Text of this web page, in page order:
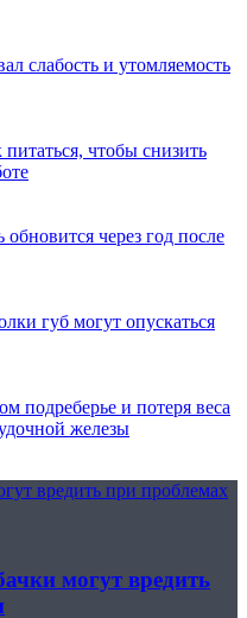
слабость и утомляемость
чтобы снизить
через год после
губ могут опускаться
подреберье и потеря веса
железы
вредить при проблемах
могут вредить